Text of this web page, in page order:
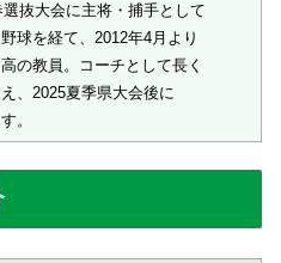
抜大会に主将・捕手として
球を経て、2012年4月より
の教員。コーチとして長く
、2025夏季県大会後に
。